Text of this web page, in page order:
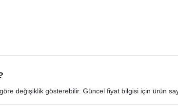
değişiklik gösterebilir. Güncel fiyat bilgisi için ürün